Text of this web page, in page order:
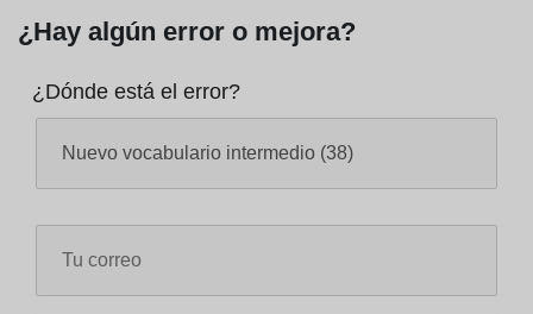
¿Hay algún error o mejora?
¿Dónde está el error?